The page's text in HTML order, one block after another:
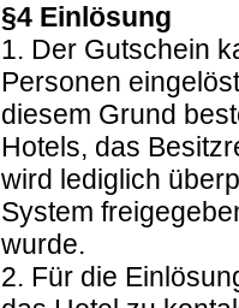
§4 Einlösung
1. Der Gutschein
Personen
diesem Grund
Hotels, das
wird lediglich
System
wurde.
2. Für die